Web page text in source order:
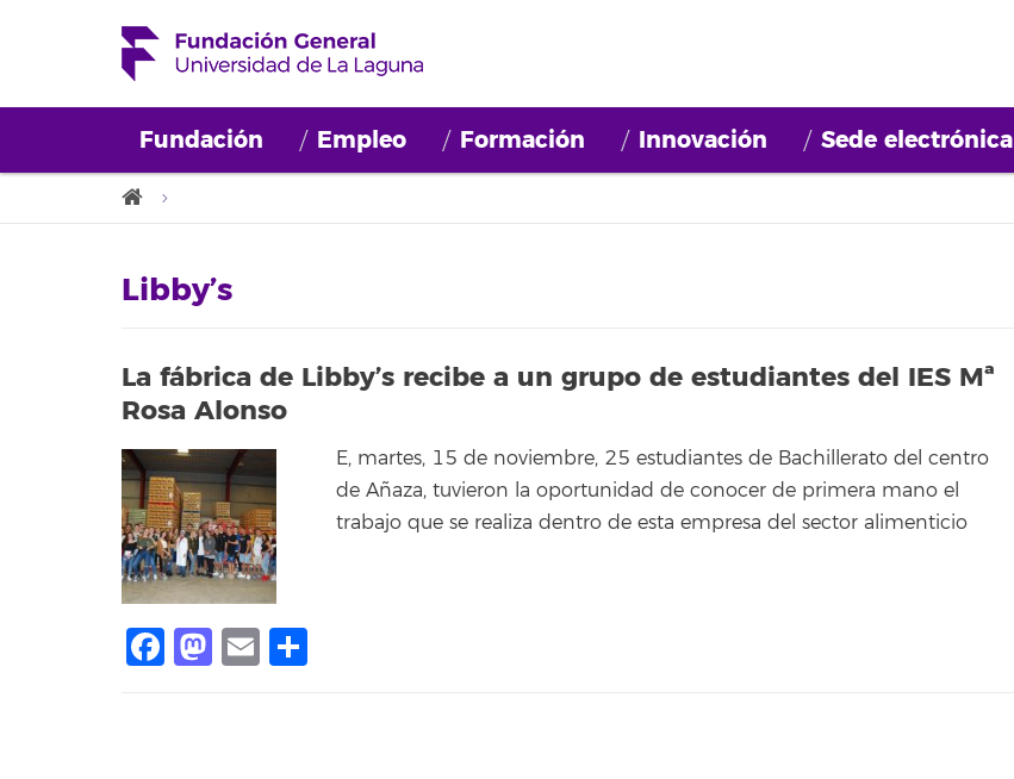
Fundación Empleo Formación Innovación Sede electrónica
Libby’s
La fábrica de Libby’s recibe a un grupo de estudiantes del IES Mª
Rosa Alonso
E, martes, 15 de noviembre, 25 estudiantes de Bachillerato del centro
de Añaza, tuvieron la oportunidad de conocer de primera mano el
trabajo que se realiza dentro de esta empresa del sector alimenticio
Facebook
Mastodon
Email